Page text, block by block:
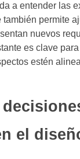
a entender las
también permite
nuevos
es clave
estén
el